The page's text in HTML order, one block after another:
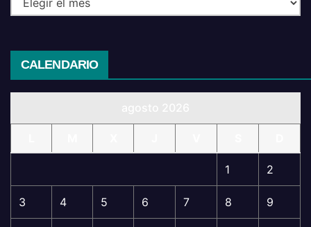
CALENDARIO
1 2
3 4 5 6 7 8 9